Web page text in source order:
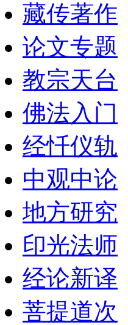
藏传著作
论文专题
教宗天台
佛法入门
经忏仪轨
中观中论
地方研究
印光法师
经论新译
菩提道次